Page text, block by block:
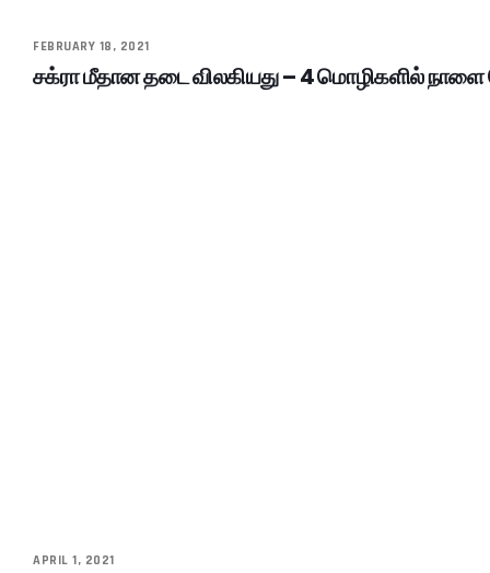
FEBRUARY 18, 2021
சக்ரா மீதான தடை விலகியது – 4 மொழிகளில் நாளை
APRIL 1, 2021